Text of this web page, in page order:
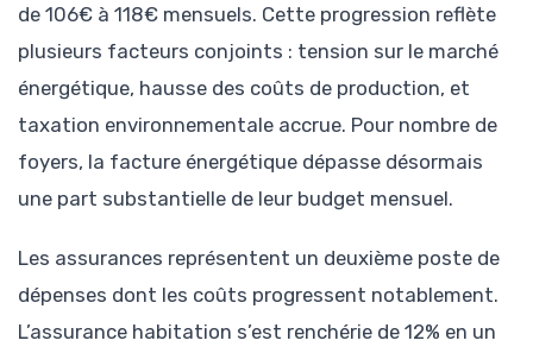
de 106€ à 118€ mensuels. Cette progression reflète
plusieurs facteurs conjoints : tension sur le marché
énergétique, hausse des coûts de production, et
taxation environnementale accrue. Pour nombre de
foyers, la facture énergétique dépasse désormais
une part substantielle de leur budget mensuel.
Les assurances représentent un deuxième poste de
dépenses dont les coûts progressent notablement.
L’assurance habitation s’est renchérie de 12% en un